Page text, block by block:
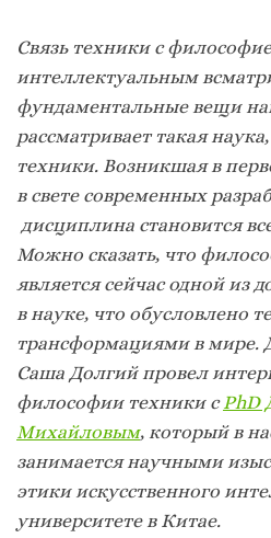
Связь техники с
интеллектуальным
фундаментальные вещи
рассматривает такая
техники. Возникшая в
в свете современных
дисциплина становится
Можно сказать, что
является сейчас одной
в науке, что обусловлено
трансформациями в мире.
Саша Долгий провел
философии техники сPhD
Михайловым, который в
занимается научными
этики искусственного
университете в Китае.